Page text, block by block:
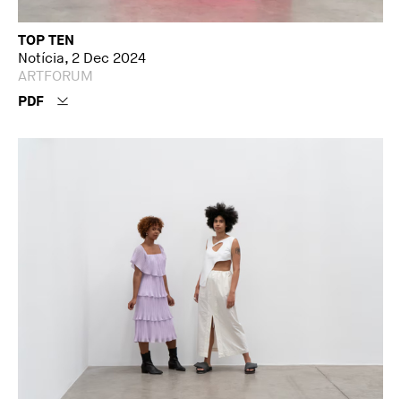
TOP TEN
Notícia, 2 Dec 2024
ARTFORUM
PDF